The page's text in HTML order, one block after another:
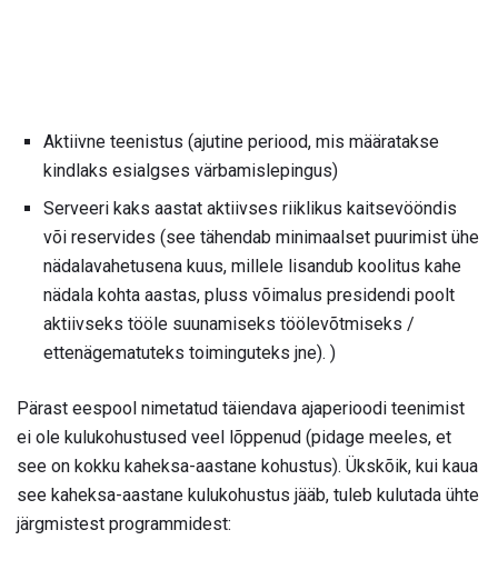
Aktiivne teenistus (ajutine periood, mis määratakse
kindlaks esialgses värbamislepingus)
Serveeri kaks aastat aktiivses riiklikus kaitsevööndis
või reservides (see tähendab minimaalset puurimist ühe
nädalavahetusena kuus, millele lisandub koolitus kahe
nädala kohta aastas, pluss võimalus presidendi poolt
aktiivseks tööle suunamiseks töölevõtmiseks /
ettenägematuteks toiminguteks jne). )
Pärast eespool nimetatud täiendava ajaperioodi teenimist
ei ole kulukohustused veel lõppenud (pidage meeles, et
see on kokku kaheksa-aastane kohustus). Ükskõik, kui kaua
see kaheksa-aastane kulukohustus jääb, tuleb kulutada ühte
järgmistest programmidest: